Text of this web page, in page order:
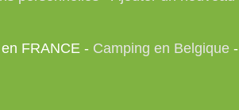
FRANCE - Camping en Belgique -